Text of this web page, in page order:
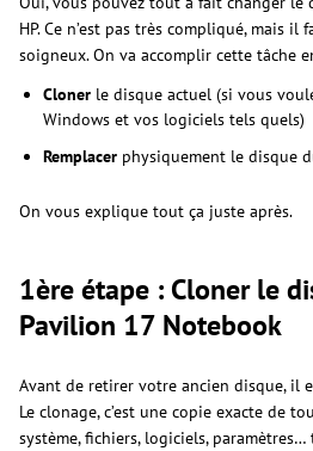
HP. Ce n’est pas très compliqué, mais
soigneux. On va accomplir cette tâche
Cloner le disque actuel (si vous
Windows et vos logiciels tels quels)
Remplacer physiquement le disque
On vous explique tout ça juste après.
1ère étape : Cloner le
Pavilion 17 Notebook
Avant de retirer votre ancien disque, il
Le clonage, c’est une copie exacte de
système, fichiers, logiciels,